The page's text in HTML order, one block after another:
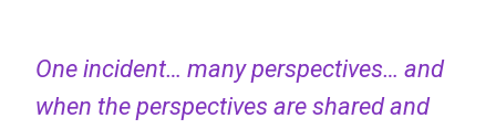
One incident… many perspectives… and
when the perspectives are shared and